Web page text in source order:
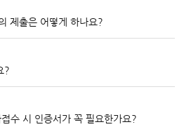
제출은 어떻게 하나요?
?
수 시 인증서가 꼭 필요한가요?